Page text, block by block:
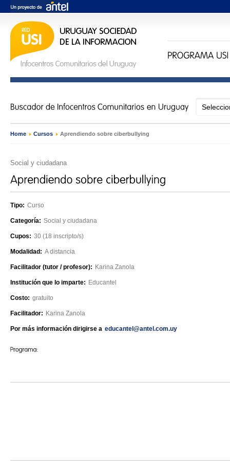
Home › Cursos › Aprendiendo sobre ciberbullying
Social y ciudadana
Tipo: Curso
Categoría: Social y ciudadana
Cupos: 30 (18 inscripto/s)
Modalidad: A distancia
Facilitador (tutor / profesor): Karina Zanola
Institución que lo imparte: Educantel
Costo: gratuito
Facilitador: Karina Zanola
Por más información dirigirse a educantel@antel.com.uy